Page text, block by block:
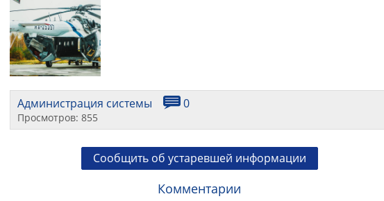
Администрация системы 0
Просмотров: 855
Сообщить об устаревшей информации
Комментарии